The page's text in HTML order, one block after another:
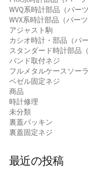
WVQ系時計部品（パーツ
WVX系時計部品（パーツ
アジャスト駒
カシオ時計・部品（パー
スタンダード時計部品（
バンド取付ネジ
フルメタルケースソー
ベゼル固定ネジ
商品
時計修理
未分類
裏蓋パッキン
裏蓋固定ネジ
最近の投稿